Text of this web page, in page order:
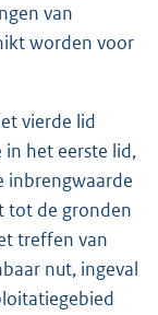
van
worden voor
vierde lid
het eerste lid,
inbrengwaarde
tot de gronden
treffen van
nut, ingeval